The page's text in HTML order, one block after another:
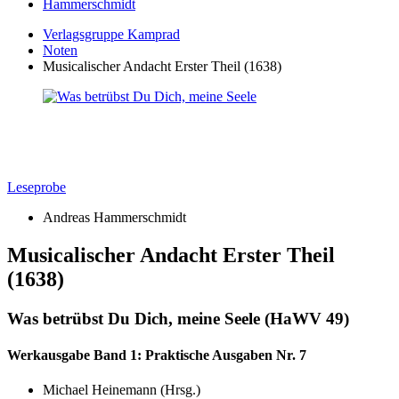
Hammerschmidt
Verlagsgruppe Kamprad
Noten
Musicalischer Andacht Erster Theil (1638)
Leseprobe
Andreas Hammerschmidt
Musicalischer Andacht Erster Theil
(1638)
Was betrübst Du Dich, meine Seele (HaWV 49)
Werkausgabe Band 1: Praktische Ausgaben Nr. 7
Michael Heinemann (Hrsg.)